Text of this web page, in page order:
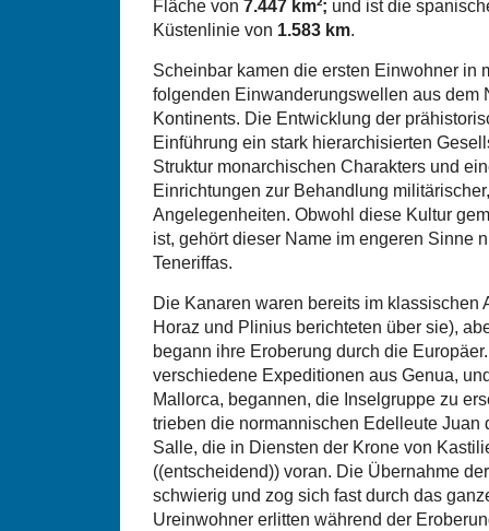
Fläche von 7.447 km²; und ist die
Küstenlinie von 1.583 km.
Scheinbar kamen die ersten Einwohner in
folgenden Einwanderungswellen aus dem
Kontinents. Die Entwicklung der
Einführung ein stark hierarchisierten
Struktur monarchischen Charakters und
Einrichtungen zur Behandlung
Angelegenheiten. Obwohl diese Kultur
ist, gehört dieser Name im engeren Sinne
Teneriffas.
Die Kanaren waren bereits im klassischen
Horaz und Plinius berichteten über sie),
begann ihre Eroberung durch die
verschiedene Expeditionen aus Genua,
Mallorca, begannen, die Inselgruppe zu
trieben die normannischen Edelleute Juan
Salle, die in Diensten der Krone von
((entscheidend)) voran. Die Übernahme
schwierig und zog sich fast durch das
Ureinwohner erlitten während der